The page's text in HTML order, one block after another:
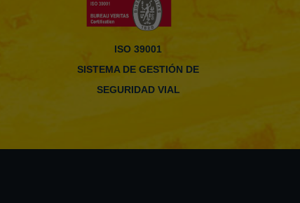
ISO 39001
SISTEMA DE GESTIÓN DE
SEGURIDAD VIAL